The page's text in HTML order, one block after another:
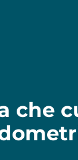
che